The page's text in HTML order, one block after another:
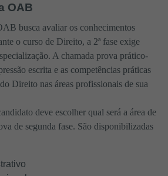
OAB
busca avaliar os conhecimentos
o curso de Direito, a 2ª fase exige
A chamada prova prático-
escrita e as competências práticas
Direito nas áreas profissionais de sua
deve escolher qual será a área de
de segunda fase. São disponibilizadas